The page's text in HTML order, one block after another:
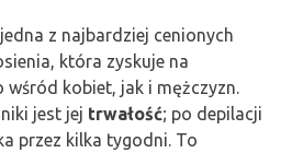
z najbardziej cenionych
która zyskuje na
kobiet, jak i mężczyzn.
jest jej trwałość; po depilacji
przez kilka tygodni. To